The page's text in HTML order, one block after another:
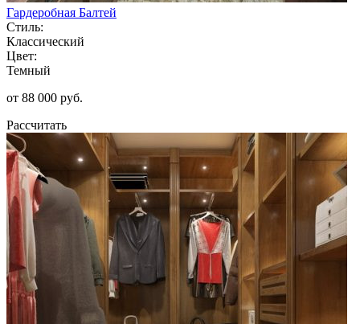
Гардеробная Балтей
Стиль:
Классический
Цвет:
Темный
от 88 000 руб.
Рассчитать